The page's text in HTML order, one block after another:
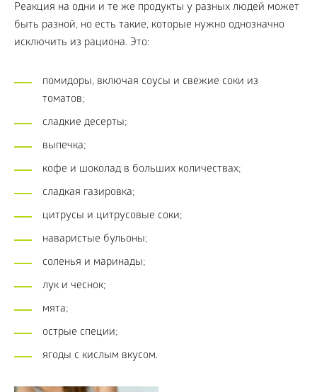
Реакция на одни и те же продукты у разных людей может
быть разной, но есть такие, которые нужно однозначно
исключить из рациона. Это:
помидоры, включая соусы и свежие соки из
томатов;
сладкие десерты;
выпечка;
кофе и шоколад в больших количествах;
сладкая газировка;
цитрусы и цитрусовые соки;
наваристые бульоны;
соленья и маринады;
лук и чеснок;
мята;
острые специи;
ягоды с кислым вкусом.